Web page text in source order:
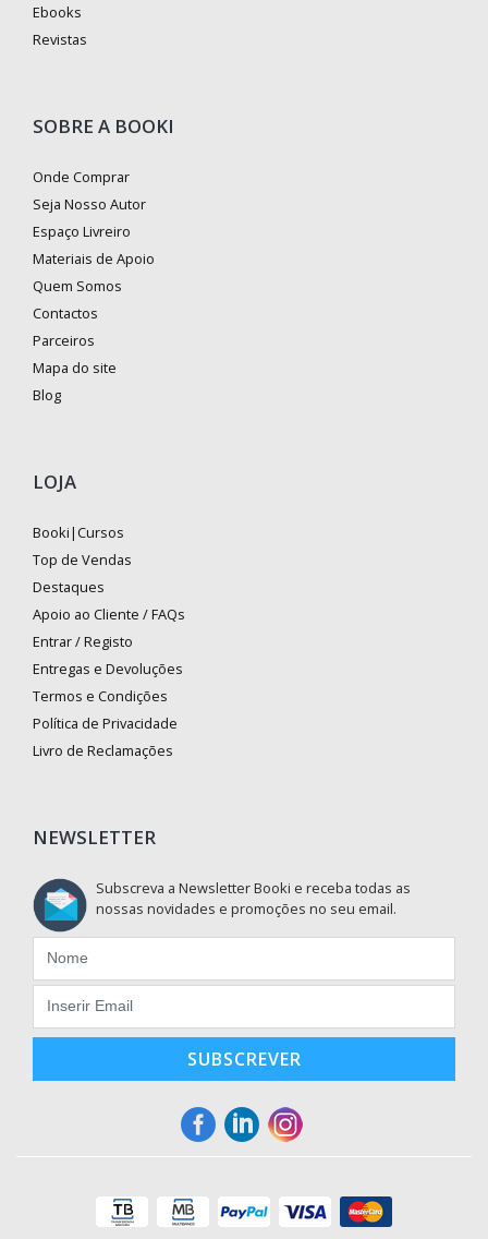
Ebooks
Revistas
SOBRE A BOOKI
Onde Comprar
Seja Nosso Autor
Espaço Livreiro
Materiais de Apoio
Quem Somos
Contactos
Parceiros
Mapa do site
Blog
LOJA
Booki|Cursos
Top de Vendas
Destaques
Apoio ao Cliente / FAQs
Entrar / Registo
Entregas e Devoluções
Termos e Condições
Política de Privacidade
Livro de Reclamações
NEWSLETTER
Subscreva a Newsletter Booki e receba todas as
nossas novidades e promoções no seu email.
SUBSCREVER